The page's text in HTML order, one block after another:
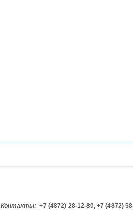
Контакты: +7 (4872) 28-12-80, +7 (4872)